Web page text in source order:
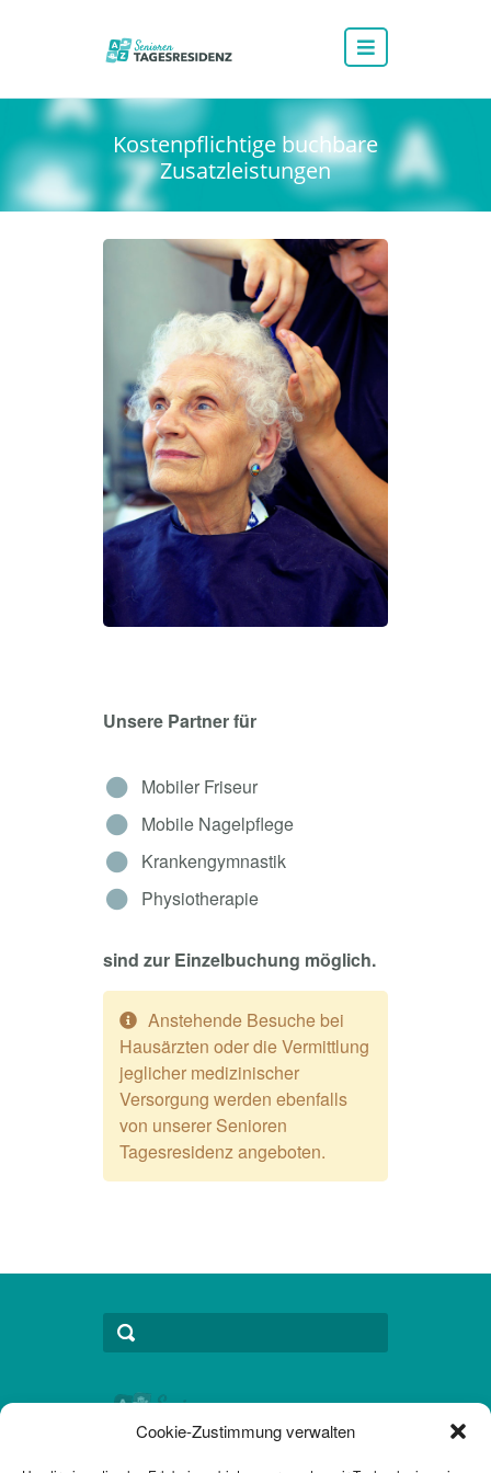
Cookie-Zustimmung verwalten
Kostenpflichtige buchbare
Zusatzleistungen
Unsere Partner für
Mobiler Friseur
Mobile Nagelpflege
Krankengymnastik
Physiotherapie
sind zur Einzelbuchung möglich.
Anstehende Besuche bei
Hausärzten oder die Vermittlung
jeglicher medizinischer
Versorgung werden ebenfalls
von unserer Senioren
Tagesresidenz angeboten.